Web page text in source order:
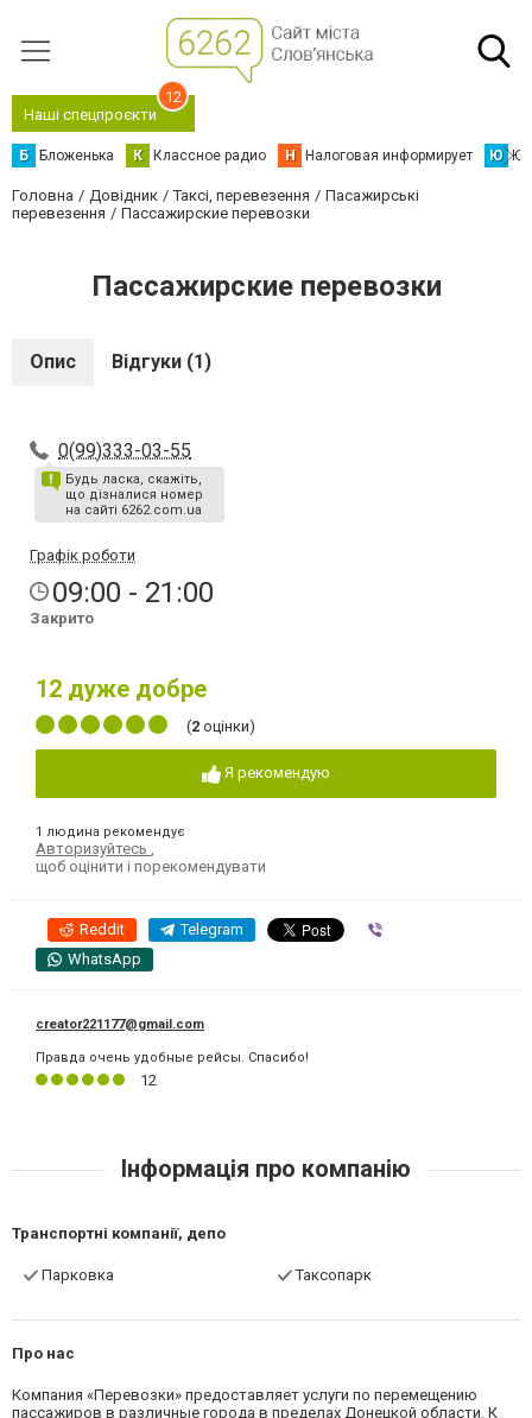
Наші спецпроєкти
12
Б Бложенька К Классное радио Н Налоговая информирует Ю
Головна Довідник Таксі, перевезення
Пасажирські
перевезення
Пассажирские перевозки
Пассажирские перевозки
Опис Відгуки (1)
0(99)333-03-55
Будь ласка, скажіть,
що дізналися номер
на сайті 6262.com.ua
Графік роботи
09:00 - 21:00
Закрито
12 дуже добре
(2 оцінки)
Я рекомендую
1 людина рекомендує
Авторизуйтесь
щоб оцінити і порекомендувати
Reddit Telegram
WhatsApp
creator221177@gmail.com
Правда очень удобные рейсы. Спасибо!
12
Інформація про компанію
Транспортні компанії, депо
Парковка Таксопарк
Про нас
Компания «Перевозки» предоставляет услуги по перемещению
пассажиров в различные города в пределах Донецкой области. К